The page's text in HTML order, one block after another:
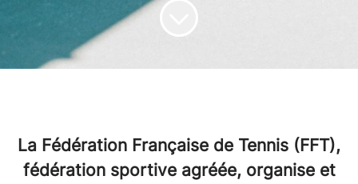
La Fédération Française de Tennis (FFT),
fédération sportive agréée, organise et